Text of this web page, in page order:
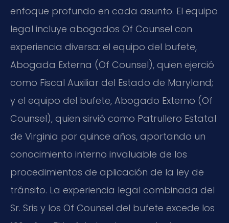
enfoque profundo en cada asunto. El equipo
legal incluye abogados Of Counsel con
experiencia diversa: el equipo del bufete,
Abogada Externa (Of Counsel), quien ejerció
como Fiscal Auxiliar del Estado de Maryland;
y el equipo del bufete, Abogado Externo (Of
Counsel), quien sirvió como Patrullero Estatal
de Virginia por quince años, aportando un
conocimiento interno invaluable de los
procedimientos de aplicación de la ley de
tránsito. La experiencia legal combinada del
Sr. Sris y los Of Counsel del bufete excede los